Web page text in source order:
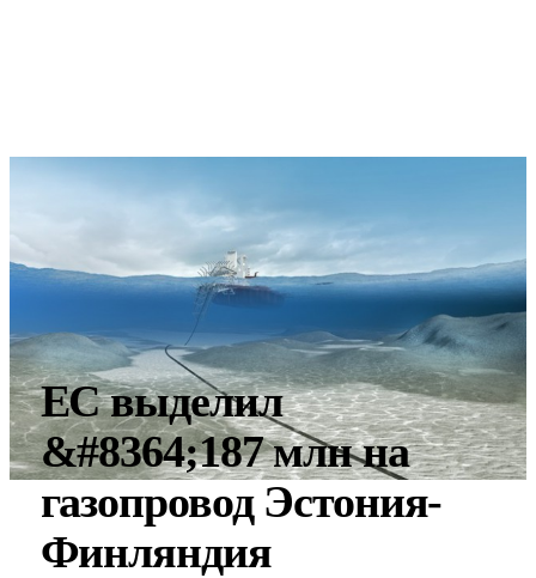
ЕС выделил
&#8364;187 млн на
газопровод Эстония-
Финляндия